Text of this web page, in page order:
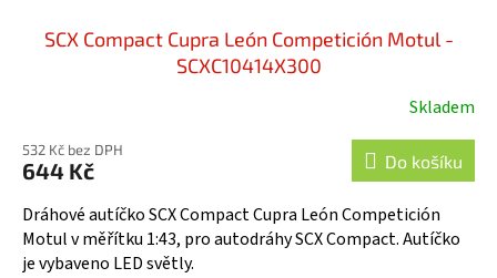
SCX Compact Cupra León Competición Motul -
SCXC10414X300
Skladem
532 Kč bez DPH
644 Kč Do košíku
Dráhové autíčko SCX Compact Cupra León Competición
Motul v měřítku 1:43, pro autodráhy SCX Compact. Autíčko
je vybaveno LED světly.